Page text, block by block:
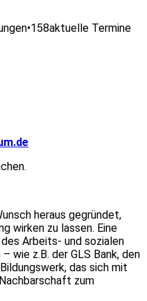
•158aktuelle Termine
heraus gegründet,
wirken zu lassen. Eine
Arbeits- und sozialen
wie z.B. der GLS Bank, den
das sich mit
zum